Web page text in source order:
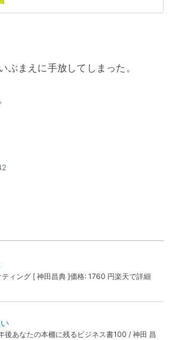
ぶまえに手放してしまった。
ィング [ 神田昌典 ]価格: 1760 円楽天で詳細
後あなたの本棚に残るビジネス書100 / 神田 昌